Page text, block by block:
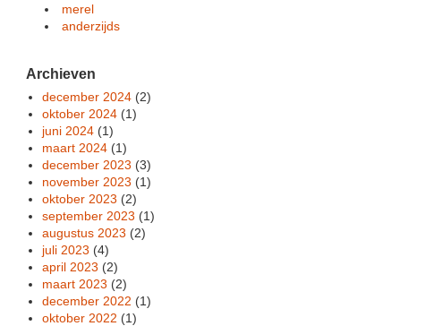
merel
anderzijds
Archieven
december 2024 (2)
oktober 2024 (1)
juni 2024 (1)
maart 2024 (1)
december 2023 (3)
november 2023 (1)
oktober 2023 (2)
september 2023 (1)
augustus 2023 (2)
juli 2023 (4)
april 2023 (2)
maart 2023 (2)
december 2022 (1)
oktober 2022 (1)